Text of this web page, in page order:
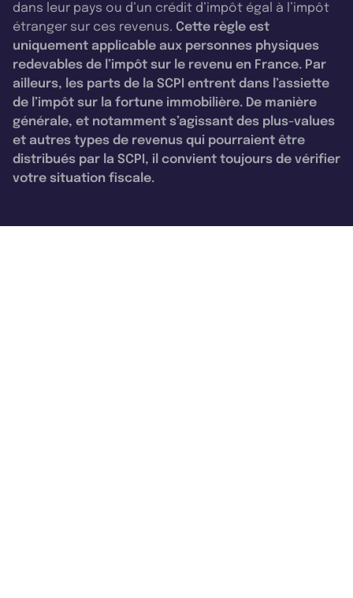
dans leur pays ou d’un crédit d’impôt égal à l’impôt
étranger sur ces revenus. Cette règle est
uniquement applicable aux personnes physiques
redevables de l’impôt sur le revenu en France. Par
ailleurs, les parts de la SCPI entrent dans l’assiette
de l’impôt sur la fortune immobilière. De manière
générale, et notamment s’agissant des plus-values
et autres types de revenus qui pourraient être
distribués par la SCPI, il convient toujours de vérifier
votre situation fiscale.